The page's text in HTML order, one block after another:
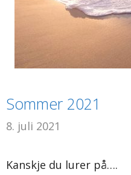
Sommer 2021
8. juli 2021
Kanskje du lurer på….